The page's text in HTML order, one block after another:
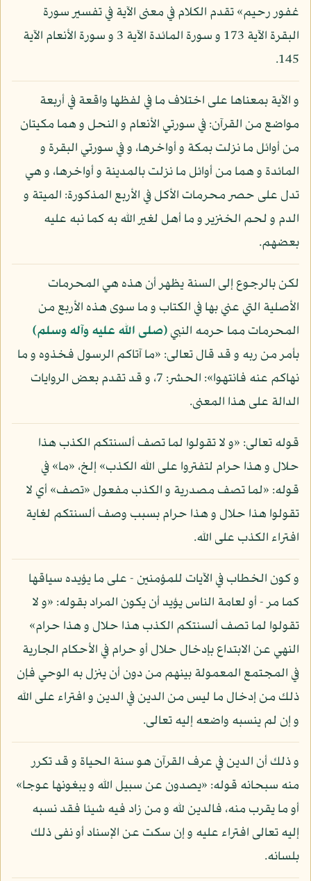
غفور رحيم» تقدم الكلام في معنى الآية في تفسير سورة
البقرة الآية 173 و سورة المائدة الآية 3 و سورة الأنعام الآية
145.
و الآية بمعناها على اختلاف ما في لفظها واقعة في أربعة
مواضع من القرآن: في سورتي الأنعام و النحل و هما مكيتان
من أوائل ما نزلت بمكة و أواخرها، و في سورتي البقرة و
المائدة و هما من أوائل ما نزلت بالمدينة و أواخرها، و هي
تدل على حصر محرمات الأكل في الأربع المذكورة: الميتة و
الدم و لحم الخنزير و ما أهل لغير الله به كما نبه عليه
بعضهم.
لكن بالرجوع إلى السنة يظهر أن هذه هي المحرمات
الأصلية التي عني بها في الكتاب و ما سوى هذه الأربع من
المحرمات مما حرمه النبي(صلى الله عليه وآله وسلم)
بأمر من ربه و قد قال تعالى: «ما آتاكم الرسول فخذوه و ما
نهاكم عنه فانتهوا»: الحشر: 7، و قد تقدم بعض الروايات
الدالة على هذا المعنى.
قوله تعالى: «و لا تقولوا لما تصف ألسنتكم الكذب هذا
حلال و هذا حرام لتفتروا على الله الكذب» إلخ، «ما» في
قوله: «لما تصف مصدرية و الكذب مفعول «تصف» أي لا
تقولوا هذا حلال و هذا حرام بسبب وصف ألسنتكم لغاية
افتراء الكذب على الله.
و كون الخطاب في الآيات للمؤمنين - على ما يؤيده سياقها
كما مر - أو لعامة الناس يؤيد أن يكون المراد بقوله: «و لا
تقولوا لما تصف ألسنتكم الكذب هذا حلال و هذا حرام»
النهي عن الابتداع بإدخال حلال أو حرام في الأحكام الجارية
في المجتمع المعمولة بينهم من دون أن ينزل به الوحي فإن
ذلك من إدخال ما ليس من الدين في الدين و افتراء على الله
و إن لم ينسبه واضعه إليه تعالى.
و ذلك أن الدين في عرف القرآن هو سنة الحياة و قد تكرر
منه سبحانه قوله: «يصدون عن سبيل الله و يبغونها عوجا»
أو ما يقرب منه، فالدين لله و من زاد فيه شيئا فقد نسبه
إليه تعالى افتراء عليه و إن سكت عن الإسناد أو نفى ذلك
بلسانه.